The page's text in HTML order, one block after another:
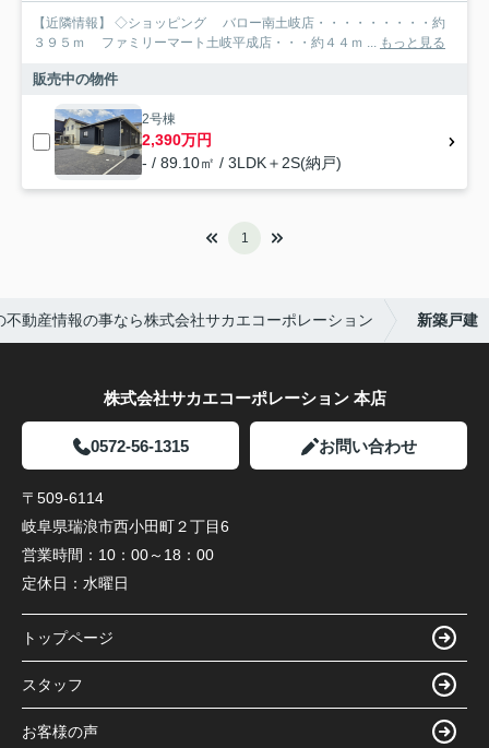
【近隣情報】 ◇ショッピング バロー南土岐店・・・・・・・・・約
３９５ｍ ファミリーマート土岐平成店・・・約４４ｍ ... もっと見る
販売中の物件
2号棟
2,390万円
- / 89.10㎡ / 3LDK＋2S(納戸)
1
不動産情報の事なら株式会社サカエコーポレーション 新築戸建
株式会社サカエコーポレーション 本店
0572-56-1315 お問い合わせ
〒509-6114
岐阜県瑞浪市西小田町２丁目6
営業時間： 10：00～18：00
定休日： 水曜日
トップページ
スタッフ
お客様の声